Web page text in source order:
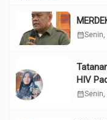
calendar_monthSenin,
HIV
calendar_monthSenin,